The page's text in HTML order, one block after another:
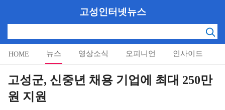
고성인터넷뉴스
HOME 뉴스 영상소식 오피니언 인사이드
알림마당
고성군, 신중년 채용 기업에 최대 250만
원 지원